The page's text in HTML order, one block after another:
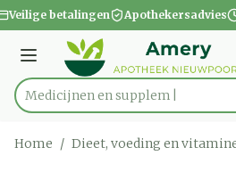
Ga naar de inhoud
1 van 1
Veilige betalingen Apothekersadvies
Menu
Product, merk, categorie...
Med
Home / Dieet, voeding en